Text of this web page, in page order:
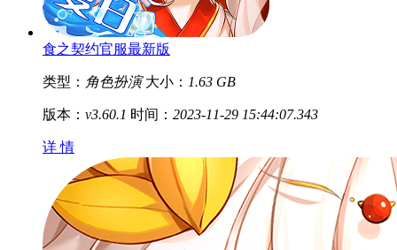
食之契约官服最新版
类型： 角色扮演 大小： 1.63 GB
版本： v3.60.1 时间： 2023-11-29 15:44:07.343
详 情